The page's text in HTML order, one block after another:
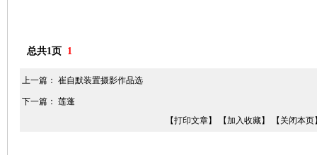
总共1页 1
上一篇： 崔自默装置摄影作品选
下一篇： 莲蓬
【打印文章】
【加入收藏】 【关闭本页